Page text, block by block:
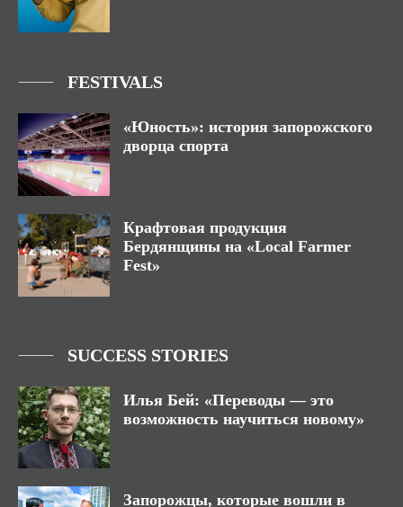
FESTIVALS
«Юность»: история запорожского
дворца спорта
Крафтовая продукция
Бердянщины на «Local Farmer
Fest»
SUCCESS STORIES
Илья Бей: «Переводы — это
возможность научиться новому»
Запорожцы, которые вошли в